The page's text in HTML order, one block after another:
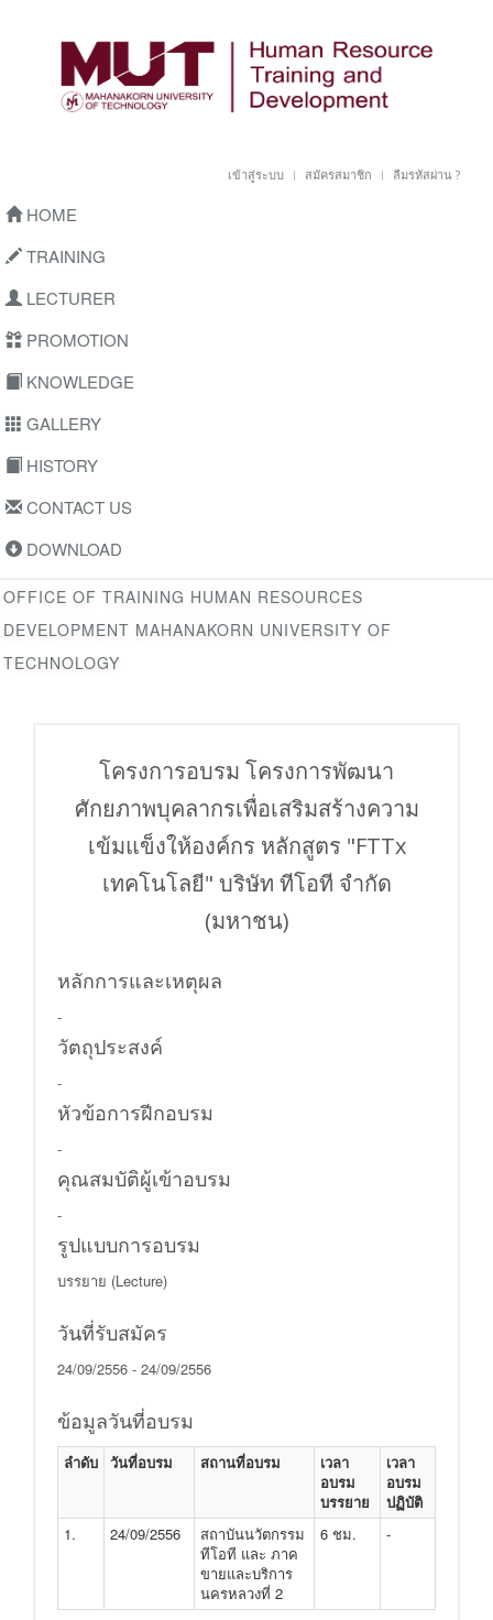
เข้าสู่ระบบ สมัครสมาชิก ลืมรหัสผ่าน ?
HOME
TRAINING
LECTURER
PROMOTION
KNOWLEDGE
GALLERY
HISTORY
CONTACT US
DOWNLOAD
OFFICE OF TRAINING HUMAN RESOURCES
DEVELOPMENT MAHANAKORN UNIVERSITY OF
TECHNOLOGY
โครงการอบรม โครงการพัฒนา
ศักยภาพบุคลากรเพื่อเสริมสร้างความ
เข้มแข็งให้องค์กร หลักสูตร "FTTx
เทคโนโลยี" บริษัท ทีโอที จำกัด
(มหาชน)
หลักการและเหตุผล
-
วัตถุประสงค์
-
หัวข้อการฝีกอบรม
-
คุณสมบัติผู้เข้าอบรม
-
รูปแบบการอบรม
บรรยาย (Lecture)
วันที่รับสมัคร
24/09/2556 - 24/09/2556
ข้อมูลวันที่อบรม
ลำดับ วันที่อบรม สถานที่อบรม
เวลา
อบรม
บรรยาย
เวลา
อบรม
ปฏิบัติ
1.
24/09/2556
สถาบันนวัตกรรม
ทีโอที และ ภาค
ขายและบริการ
นครหลวงที่ 2
6 ชม. -